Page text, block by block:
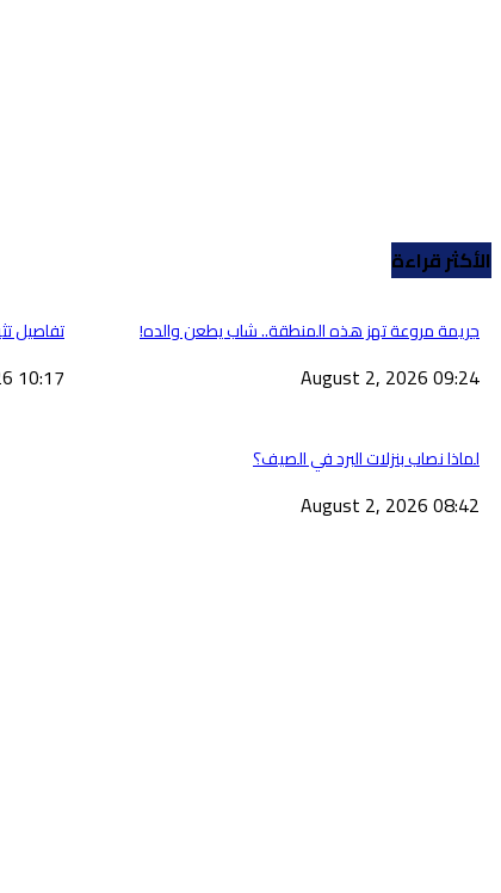
الأكثر قراءة
جريمة مروعة تهز هذه المنطقة.. شاب يطعن والده!
09:24 2026 ,August 2
تفاصيل
10:17 2026 ,August 2
لماذا نصاب بنزلات البرد في الصيف؟
08:42 2026 ,August 2